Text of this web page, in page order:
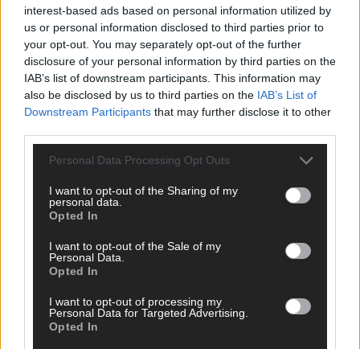
interest-based ads based on personal information utilized by
us or personal information disclosed to third parties prior to
your opt-out. You may separately opt-out of the further
disclosure of your personal information by third parties on the
IAB’s list of downstream participants. This information may
also be disclosed by us to third parties on the IAB’s List of
Downstream Participants that may further disclose it to other
Personal Data Processing Opt Outs
I want to opt-out of the Sharing of my
personal data.
Opted In
I want to opt-out of the Sale of my
Personal Data.
Opted In
I want to opt-out of processing my
Personal Data for Targeted Advertising.
Opted In
FOLGE UNS BEI FACEBOOK